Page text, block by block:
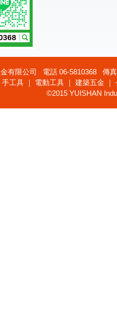
有限公司 電話 06-5810368 傳
工具 ｜ 電動工具 ｜ 建築五金
©2015 YUISHAN